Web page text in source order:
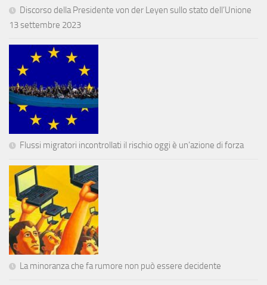
Discorso della Presidente von der Leyen sullo stato dell’Unione
13 settembre 2023
Flussi migratori incontrollati il rischio oggi è un’azione di forza
La minoranza che fa rumore non può essere decidente